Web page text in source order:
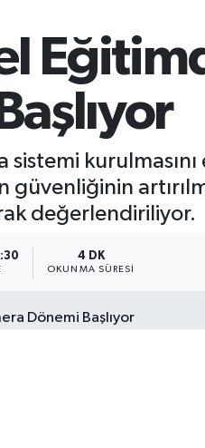
sistemi
değerlendiriliyor.
4 DK
OKUNMA SÜRESI